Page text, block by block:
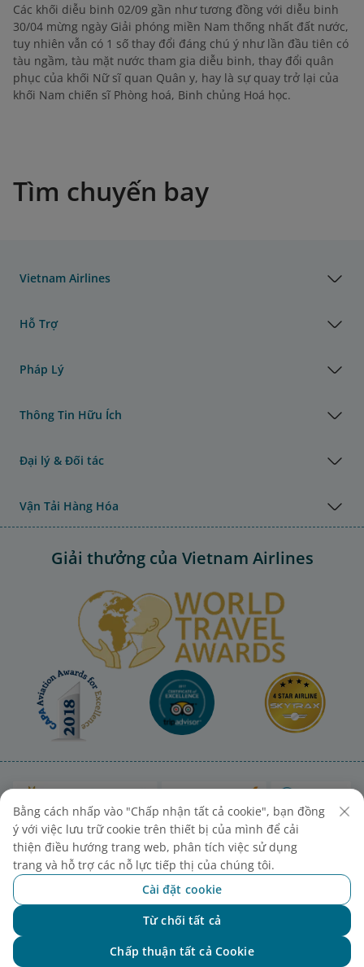
Các khối diễu binh 02/09 gần như tương đồng với diễu binh
30/04 mừng ngày Giải phóng miền Nam thống nhất đất nước,
tuy nhiên vẫn có 1 số thay đổi đáng chú ý như lần đầu tiên có
tàu ngầm, tàu mặt nước tham gia diễu binh, thay đổi quân
phục của khối Nữ sĩ quan Quân y, hay là sự quay trở lại của
khối Nam chiến sĩ Phòng hoá, Binh chủng Hoá học.
Tìm chuyến bay
Vietnam Airlines
Hỗ Trợ
Pháp Lý
Thông Tin Hữu Ích
Đại lý & Đối tác
Vận Tải Hàng Hóa
Giải thưởng của Vietnam Airlines
Sơ đồ trang Liên hệ mua vé Cài đặt cookies
Bằng cách nhấp vào "Chấp nhận tất cả cookie", bạn đồng
ý với việc lưu trữ cookie trên thiết bị của mình để cải
thiện điều hướng trang web, phân tích việc sử dụng
trang và hỗ trợ các nỗ lực tiếp thị của chúng tôi.
Cài đặt cookie
Từ chối tất cả
Chấp thuận tất cả Cookie